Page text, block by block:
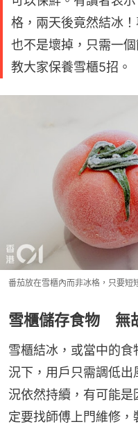
格，兩天後竟然結冰
也不是壞掉，只需一
教大家保養雪櫃5招。
番茄放在雪櫃內而非冰格，只要短
雪櫃儲存食物 無
雪櫃結冰，或當中的
況下，用戶只需調低
況依然持續，有可能
定要找師傅上門維修